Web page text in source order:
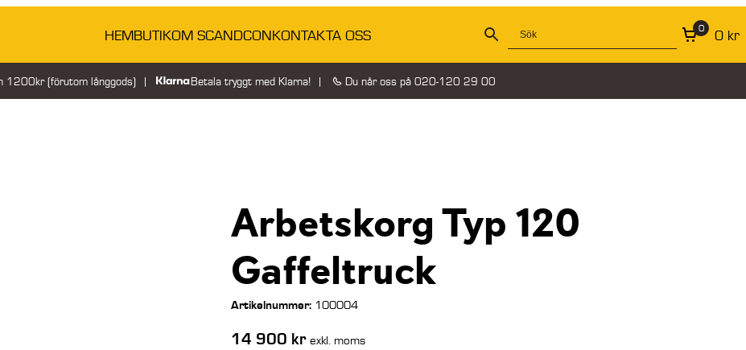
HEMBUTIKOM SCANDCONKONTAKTA OSS 0 0 kr
1200kr (förutom långgods) Betala tryggt med Klarna! Du når oss på 020-120 29 00
Arbetskorg Typ 120
Gaffeltruck
Artikelnummer: 100004
14 900 kr exkl. moms